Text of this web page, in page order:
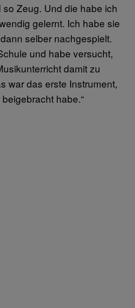
Zeug. Und die habe ich
gelernt. Ich habe sie
selber nachgespielt.
und habe versucht,
damit zu
war das erste Instrument,
habe.“